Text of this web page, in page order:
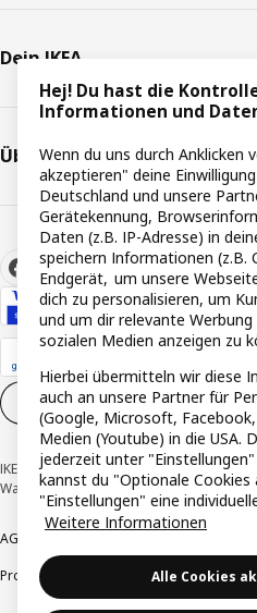
Dein IKEA
Über IKEA
Cookie-Einstellungen
IKEA Deutschland GmbH & Co. KG - Am
Wallau © Inter IKEA Systems B.V. 1999-
AGB
Produktrückrufe
Responsible Disclosure
Hej! Du hast die
Informationen und
Wenn du uns durch Anklicken
akzeptieren" deine
Deutschland und unsere
Gerätekennung,
Daten (z.B. IP-Adresse) in
speichern Informationen (z.B.
Endgerät, um unsere
dich zu personalisieren, um
und um dir relevante
sozialen Medien anzeigen zu
Hierbei übermitteln wir diese
auch an unsere Partner für
(Google, Microsoft,
Medien (Youtube) in die USA.
jederzeit unter
kannst du "Optionale
"Einstellungen" eine
Weitere Informationen
Alle Cookies